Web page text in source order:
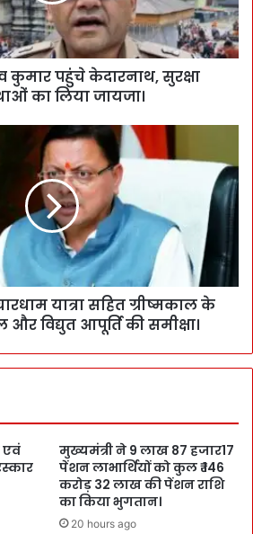
कुमार पहुंचे केदारनाथ, सुरक्षा
का लिया जायजा।
यात्रा सहित ग्रीष्मकाल के
विद्युत आपूर्ति की समीक्षा।
एवं
मुख्यमंत्री ने 9 लाख 87 हजार17
पेंशन लाभार्थियों को कुल ₹ 146
करोड़ 32 लाख की पेंशन राशि
का किया भुगतान।
20 hours ago